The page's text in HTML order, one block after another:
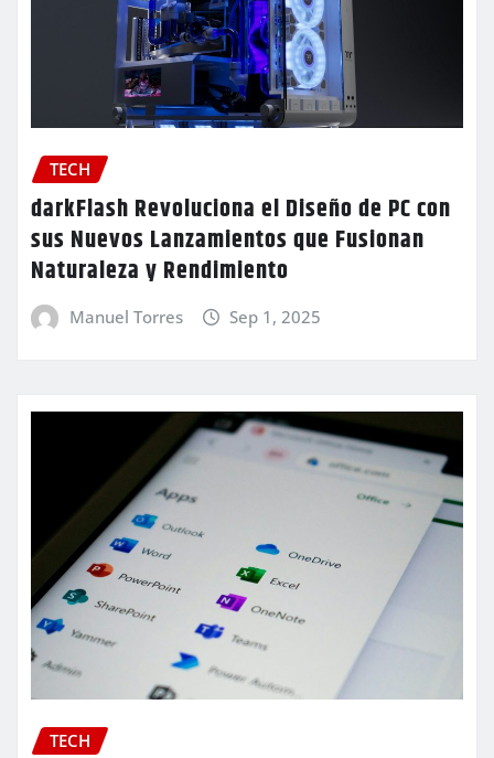
TECH
darkFlash Revoluciona el Diseño de PC con
sus Nuevos Lanzamientos que Fusionan
Naturaleza y Rendimiento
Manuel Torres Sep 1, 2025
TECH